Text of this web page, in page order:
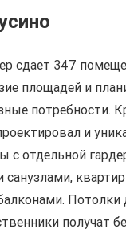
сдает 347
площадей и
потребности.
и
с отдельной
санузлами,
Потолки
получат